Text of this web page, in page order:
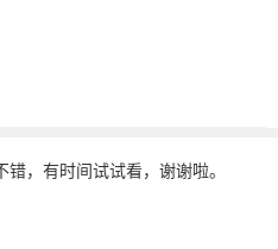
错，有时间试试看，谢谢啦。